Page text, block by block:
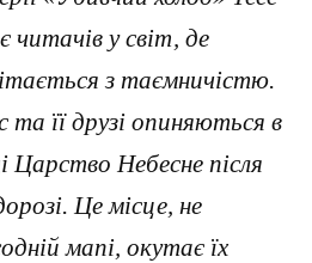
читачів у світ, де
з таємничістю.
її друзі опиняються в
Царство Небесне після
Це місце, не
мапі, окутає їх